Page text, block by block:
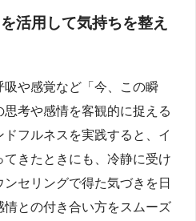
活用して気持ちを整え
や感覚など「今、この瞬
考や感情を客観的に捉える
フルネスを実践すると、イ
きたときにも、冷静に受け
セリングで得た気づきを日
との付き合い方をスムーズ